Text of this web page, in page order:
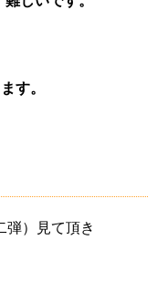
す。
弾）見て頂き